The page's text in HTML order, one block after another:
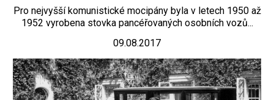
Pro nejvyšší komunistické mocipány byla v letech 1950 až
1952 vyrobena stovka pancéřovaných osobních vozů...
09.08.2017